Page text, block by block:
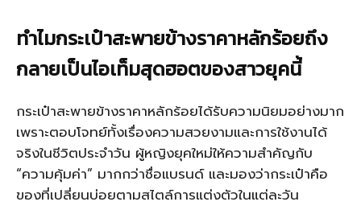
ทำไมกระเป๋าสะพายข้างราคาหลักร้อยถึง
กลายเป็นไอเท็มสุดฮอตของสาวยุคนี้
กระเป๋าสะพายข้างราคาหลักร้อยได้รับความนิยมอย่างมาก
เพราะตอบโจทย์ทั้งเรื่องความสวยงามและการใช้งานได้
จริงในชีวิตประจำวัน ผู้หญิงยุคใหม่ให้ความสำคัญกับ
“ความคุ้มค่า” มากกว่าชื่อแบรนด์ และมองว่ากระเป๋าคือ
ของที่เปลี่ยนบ่อยตามสไตล์การแต่งตัวในแต่ละวัน